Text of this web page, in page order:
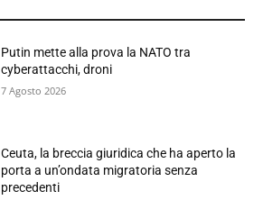
Putin mette alla prova la NATO tra
cyberattacchi, droni
7 Agosto 2026
Ceuta, la breccia giuridica che ha aperto la
porta a un’ondata migratoria senza
precedenti